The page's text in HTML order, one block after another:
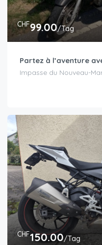
CHF99.00/Tag
Partez à l’aventure
Impasse du Nouveau-
CHF150.00/Tag